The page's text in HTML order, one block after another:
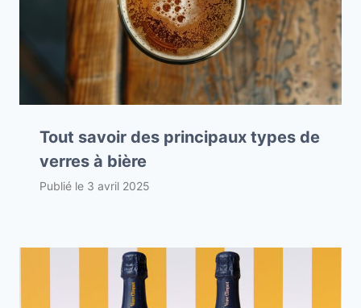
Tout savoir des principaux types de
verres à bière
Publié le 3 avril 2025